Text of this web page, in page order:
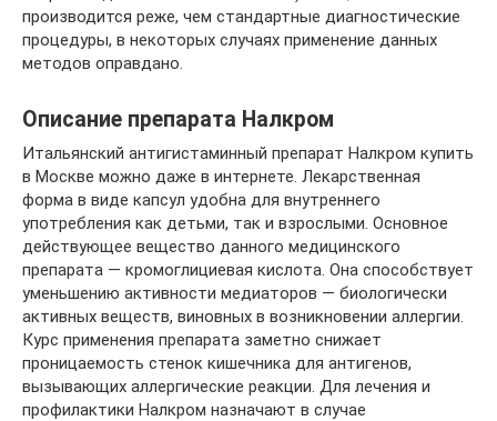
производится реже, чем стандартные диагностические
процедуры, в некоторых случаях применение данных
методов оправдано.
Описание препарата Налкром
Итальянский антигистаминный препарат Налкром купить
в Москве можно даже в интернете. Лекарственная
форма в виде капсул удобна для внутреннего
употребления как детьми, так и взрослыми. Основное
действующее вещество данного медицинского
препарата — кромоглициевая кислота. Она способствует
уменьшению активности медиаторов — биологически
активных веществ, виновных в возникновении аллергии.
Курс применения препарата заметно снижает
проницаемость стенок кишечника для антигенов,
вызывающих аллергические реакции. Для лечения и
профилактики Налкром назначают в случае